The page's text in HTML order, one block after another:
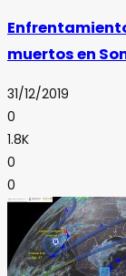
muertos en
31/12/2019
0
1.8K
0
0